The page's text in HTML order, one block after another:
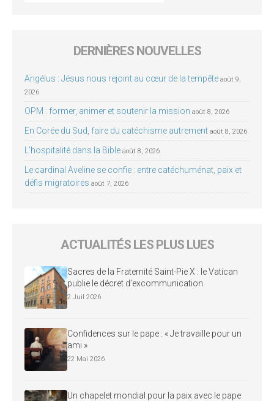
DERNIÈRES NOUVELLES
Angélus : Jésus nous rejoint au cœur de la tempête août 9,
2026
OPM : former, animer et soutenir la mission août 8, 2026
En Corée du Sud, faire du catéchisme autrement août 8, 2026
L’hospitalité dans la Bible août 8, 2026
Le cardinal Aveline se confie : entre catéchuménat, paix et
défis migratoires août 7, 2026
ACTUALITÉS LES PLUS LUES
Sacres de la Fraternité Saint-Pie X : le Vatican
publie le décret d’excommunication
2 Juil 2026
Confidences sur le pape : « Je travaille pour un
ami »
22 Mai 2026
Un chapelet mondial pour la paix avec le pape